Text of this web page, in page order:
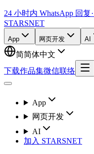
24 小时内 WhatsApp 回复·
STARSNET
App 网页开发 AI
简简体中文
下载作品集微信联络
App
网页开发
AI
加入 STARSNET